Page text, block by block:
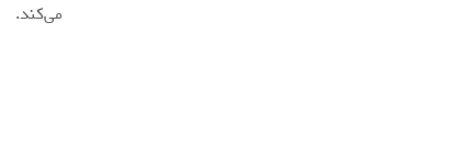
می‌کند.